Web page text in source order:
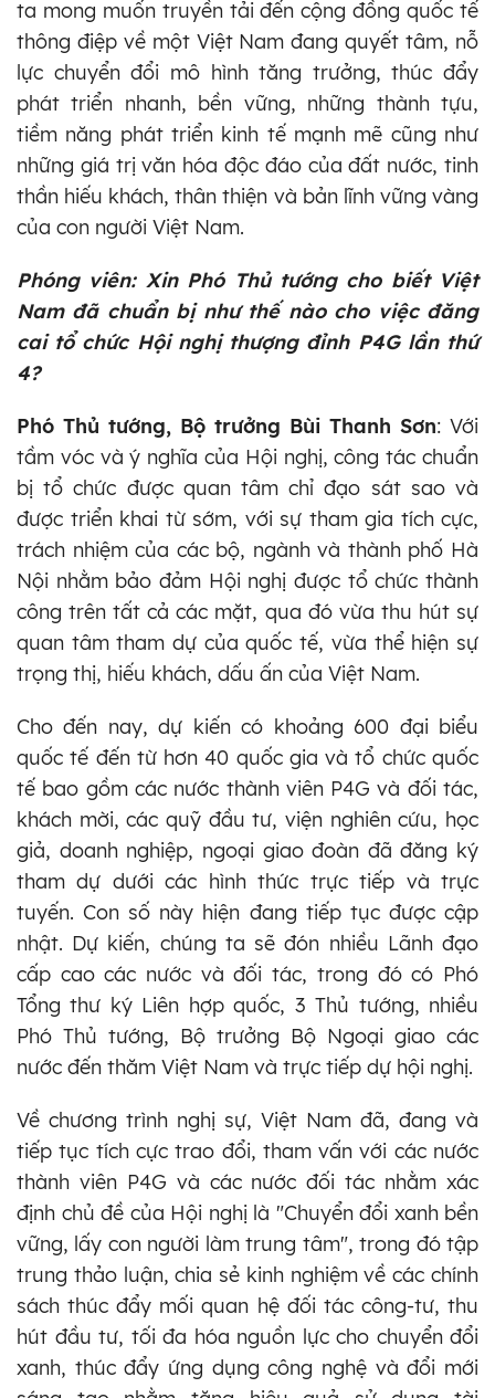
ta mong muốn truyền tải đến cộng đồng quốc tế
thông điệp về một Việt Nam đang quyết tâm, nỗ
lực chuyển đổi mô hình tăng trưởng, thúc đẩy
phát triển nhanh, bền vững, những thành tựu,
tiềm năng phát triển kinh tế mạnh mẽ cũng như
những giá trị văn hóa độc đáo của đất nước, tinh
thần hiếu khách, thân thiện và bản lĩnh vững vàng
của con người Việt Nam.
Phóng viên: Xin Phó Thủ tướng cho biết Việt
Nam đã chuẩn bị như thế nào cho việc đăng
cai tổ chức Hội nghị thượng đỉnh P4G lần thứ
4?
Phó Thủ tướng, Bộ trưởng Bùi Thanh Sơn: Với
tầm vóc và ý nghĩa của Hội nghị, công tác chuẩn
bị tổ chức được quan tâm chỉ đạo sát sao và
được triển khai từ sớm, với sự tham gia tích cực,
trách nhiệm của các bộ, ngành và thành phố Hà
Nội nhằm bảo đảm Hội nghị được tổ chức thành
công trên tất cả các mặt, qua đó vừa thu hút sự
quan tâm tham dự của quốc tế, vừa thể hiện sự
trọng thị, hiếu khách, dấu ấn của Việt Nam.
Cho đến nay, dự kiến có khoảng 600 đại biểu
quốc tế đến từ hơn 40 quốc gia và tổ chức quốc
tế bao gồm các nước thành viên P4G và đối tác,
khách mời, các quỹ đầu tư, viện nghiên cứu, học
giả, doanh nghiệp, ngoại giao đoàn đã đăng ký
tham dự dưới các hình thức trực tiếp và trực
tuyến. Con số này hiện đang tiếp tục được cập
nhật. Dự kiến, chúng ta sẽ đón nhiều Lãnh đạo
cấp cao các nước và đối tác, trong đó có Phó
Tổng thư ký Liên hợp quốc, 3 Thủ tướng, nhiều
Phó Thủ tướng, Bộ trưởng Bộ Ngoại giao các
nước đến thăm Việt Nam và trực tiếp dự hội nghị.
Về chương trình nghị sự, Việt Nam đã, đang và
tiếp tục tích cực trao đổi, tham vấn với các nước
thành viên P4G và các nước đối tác nhằm xác
định chủ đề của Hội nghị là "Chuyển đổi xanh bền
vững, lấy con người làm trung tâm", trong đó tập
trung thảo luận, chia sẻ kinh nghiệm về các chính
sách thúc đẩy mối quan hệ đối tác công-tư, thu
hút đầu tư, tối đa hóa nguồn lực cho chuyển đổi
xanh, thúc đẩy ứng dụng công nghệ và đổi mới